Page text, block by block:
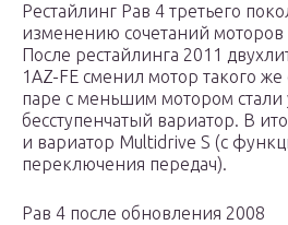
Рестайлинг Рав 4 третьего
изменению сочетаний моторов
После рестайлинга 2011
1AZ-FE сменил мотор такого
паре с меньшим мотором стали
бесступенчатый вариатор. В
и вариатор Multidrive S (с
переключения передач).
Рав 4 после обновления 2008